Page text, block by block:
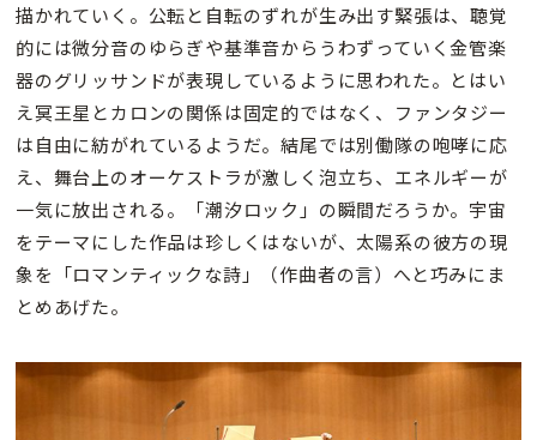
描かれていく。公転と自転のずれが生み出す緊張は、聴覚
的には微分音のゆらぎや基準音からうわずっていく金管楽
器のグリッサンドが表現しているように思われた。とはい
え冥王星とカロンの関係は固定的ではなく、ファンタジー
は自由に紡がれているようだ。結尾では別働隊の咆哮に応
え、舞台上のオーケストラが激しく泡立ち、エネルギーが
一気に放出される。「潮汐ロック」の瞬間だろうか。宇宙
をテーマにした作品は珍しくはないが、太陽系の彼方の現
象を「ロマンティックな詩」（作曲者の言）へと巧みにま
とめあげた。